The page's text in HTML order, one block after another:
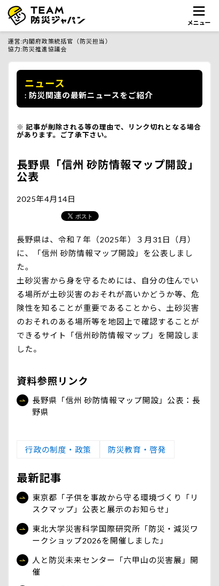
メニュー
運営 内閣府政策統括官（防災担当）
協力 防災推進協議会
ニュース
防災関連の最新ニュースをご紹介
記事が削除される等の理由で、リンク切れとなる場合
があります。ご了承下さい。
長野県「信州 砂防情報マップ開設」
公表
2025年4月14日
長野県は、令和７年（2025年）３月31日（月）
に、「信州 砂防情報マップ開設」を公表しまし
た。
土砂災害から身を守るためには、自分の住んでい
る場所が土砂災害のおそれが高いかどうか等、危
険性を知ることが重要であることから、土砂災害
のおそれのある場所等を地図上で確認することが
できるサイト「信州砂防情報マップ」を開設しま
した。
資料参照リンク
長野県「信州 砂防情報マップ開設」公表：長
野県
行政の制度・政策 防災教育・啓発
最新記事
東京都「子供を事故から守る環境づくり「リ
スクマップ」公表と展示のお知らせ」
東北大学災害科学国際研究所「防災・減災ワ
ークショップ2026を開催しました」
人と防災未来センター「六甲山の災害展」開
催